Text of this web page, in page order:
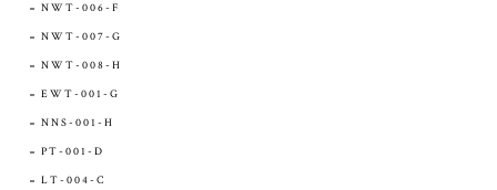
NWT-006-F
NWT-007-G
NWT-008-H
EWT-001-G
NNS-001-H
PT-001-D
LT-004-C